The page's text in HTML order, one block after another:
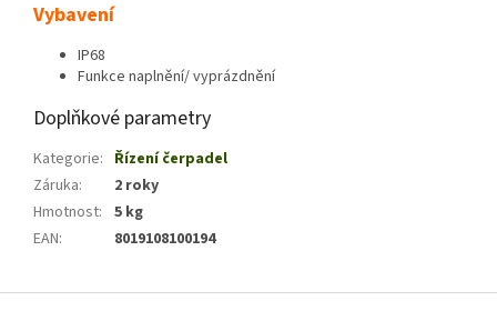
Vybavení
IP68
Funkce naplnění/ vyprázdnění
Doplňkové parametry
Kategorie: Řízení čerpadel
Záruka:
2 roky
Hmotnost: 5 kg
EAN: 8019108100194
Z